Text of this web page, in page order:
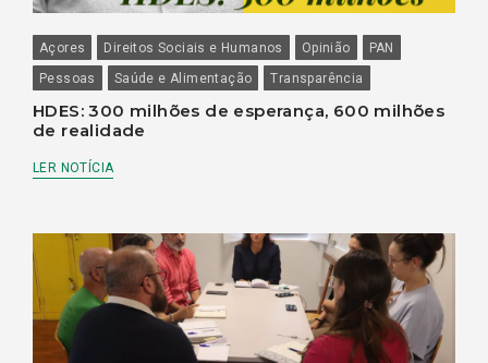
Açores Direitos Sociais e Humanos Opinião
PAN
Pessoas
Saúde e Alimentação Transparência
HDES: 300 milhões de esperança, 600 milhões
de realidade
LER NOTÍCIA